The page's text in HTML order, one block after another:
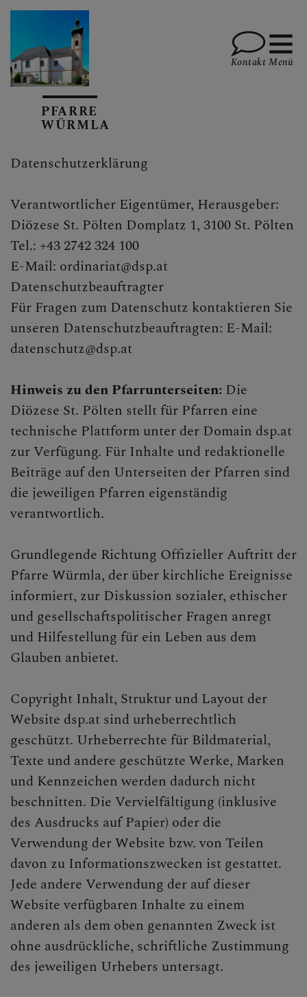
PFARRVERBAND MARIA
PERSCHLINGTAL
TERMINE
AKTUELL
GOTTESDIENSTORDNUN
BILDER
GRUPPEN & RUNDEN
KONTAKT
PFARRTEAM
PFARRKIRCHE
PFARRE
WÜRMLA
Kontakt Menü
Datenschutzerklärung
Verantwortlicher Eigentümer, Herausgeber:
Diözese St. Pölten Domplatz 1, 3100 St. Pölten
Tel.: +43 2742 324 100
E-Mail: ordinariat@dsp.at
Datenschutzbeauftragter
Für Fragen zum Datenschutz kontaktieren Sie
unseren Datenschutzbeauftragten: E-Mail:
datenschutz@dsp.at
Hinweis zu den Pfarrunterseiten: Die
Diözese St. Pölten stellt für Pfarren eine
technische Plattform unter der Domain dsp.at
zur Verfügung. Für Inhalte und redaktionelle
Beiträge auf den Unterseiten der Pfarren sind
die jeweiligen Pfarren eigenständig
verantwortlich.
Grundlegende Richtung Offizieller Auftritt der
Pfarre Würmla, der über kirchliche Ereignisse
informiert, zur Diskussion sozialer, ethischer
und gesellschaftspolitischer Fragen anregt
und Hilfestellung für ein Leben aus dem
Glauben anbietet.
Copyright Inhalt, Struktur und Layout der
Website dsp.at sind urheberrechtlich
geschützt. Urheberrechte für Bildmaterial,
Texte und andere geschützte Werke, Marken
und Kennzeichen werden dadurch nicht
beschnitten. Die Vervielfältigung (inklusive
des Ausdrucks auf Papier) oder die
Verwendung der Website bzw. von Teilen
davon zu Informationszwecken ist gestattet.
Jede andere Verwendung der auf dieser
Website verfügbaren Inhalte zu einem
anderen als dem oben genannten Zweck ist
ohne ausdrückliche, schriftliche Zustimmung
des jeweiligen Urhebers untersagt.